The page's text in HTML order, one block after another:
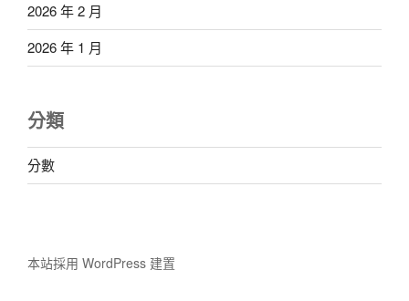
2026 年 2 月
2026 年 1 月
分類
分數
本站採用 WordPress 建置